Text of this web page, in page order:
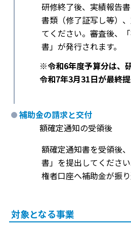
研修終了後、実績報告
書類（修了証写し等）
てください。審査後、
書」が発行されます。
※令和6年度予算分は、
令和7年3月31日が最終提
補助金の請求と交付
額確定通知の受領後
額確定通知書を受領後
書」を提出してくださ
権者口座へ補助金が振り
対象となる事業